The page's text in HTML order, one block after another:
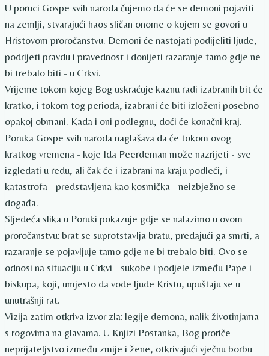
U poruci Gospe svih naroda čujemo da će se demoni pojaviti
na zemlji, stvarajući haos sličan onome o kojem se govori u
Hristovom proročanstvu. Demoni će nastojati podijeliti ljude,
podrijeti pravdu i pravednost i donijeti razaranje tamo gdje ne
bi trebalo biti - u Crkvi.
Vrijeme tokom kojeg Bog uskraćuje kaznu radi izabranih bit će
kratko, i tokom tog perioda, izabrani će biti izloženi posebno
opakoj obmani. Kada i oni podlegnu, doći će konačni kraj.
Poruka Gospe svih naroda naglašava da će tokom ovog
kratkog vremena - koje Ida Peerdeman može nazrijeti - sve
izgledati u redu, ali čak će i izabrani na kraju podleći, i
katastrofa - predstavljena kao kosmička - neizbježno se
događa.
Sljedeća slika u Poruki pokazuje gdje se nalazimo u ovom
proročanstvu: brat se suprotstavlja bratu, predajući ga smrti, a
razaranje se pojavljuje tamo gdje ne bi trebalo biti. Ovo se
odnosi na situaciju u Crkvi - sukobe i podjele između Pape i
biskupa, koji, umjesto da vode ljude Kristu, upuštaju se u
unutrašnji rat.
Vizija zatim otkriva izvor zla: legije demona, nalik životinjama
s rogovima na glavama. U Knjizi Postanka, Bog proriče
neprijateljstvo između zmije i žene, otkrivajući vječnu borbu